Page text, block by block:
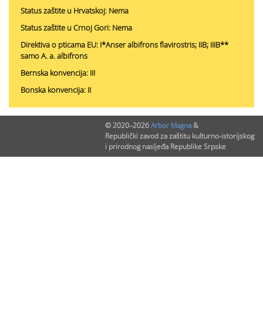
Status zaštite u Hrvatskoj: Nema
Status zaštite u Crnoj Gori: Nema
Direktiva o pticama EU: I*Anser albifrons flavirostris; IIB; IIIB**
samo A. a. albifrons
Bernska konvencija: III
Bonska konvencija: II
PODACI O NALAZIMA (ukupno 0)
© 2020–2026Arbor Magna&
Republički zavod za zaštitu kulturno-istorijskog
i prirodnog nasljeđa Republike Srpske